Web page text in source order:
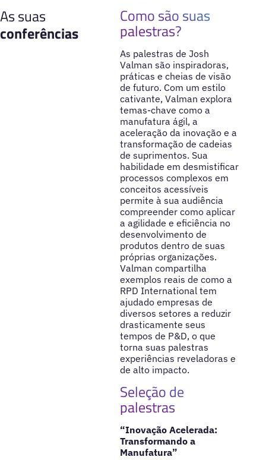
As suas
conferências
Como são suas
palestras?
As palestras de Josh
Valman são inspiradoras,
práticas e cheias de visão
de futuro. Com um estilo
cativante, Valman explora
temas-chave como a
manufatura ágil, a
aceleração da inovação e a
transformação de cadeias
de suprimentos. Sua
habilidade em desmistificar
processos complexos em
conceitos acessíveis
permite à sua audiência
compreender como aplicar
a agilidade e eficiência no
desenvolvimento de
produtos dentro de suas
próprias organizações.
Valman compartilha
exemplos reais de como a
RPD International tem
ajudado empresas de
diversos setores a reduzir
drasticamente seus
tempos de P&D, o que
torna suas palestras
experiências reveladoras e
de alto impacto.
Seleção de
palestras
“Inovação Acelerada:
Transformando a
Manufatura”